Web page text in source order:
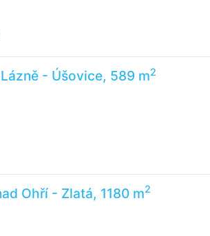
- Úšovice, 589 m2
Ohří - Zlatá, 1180 m2